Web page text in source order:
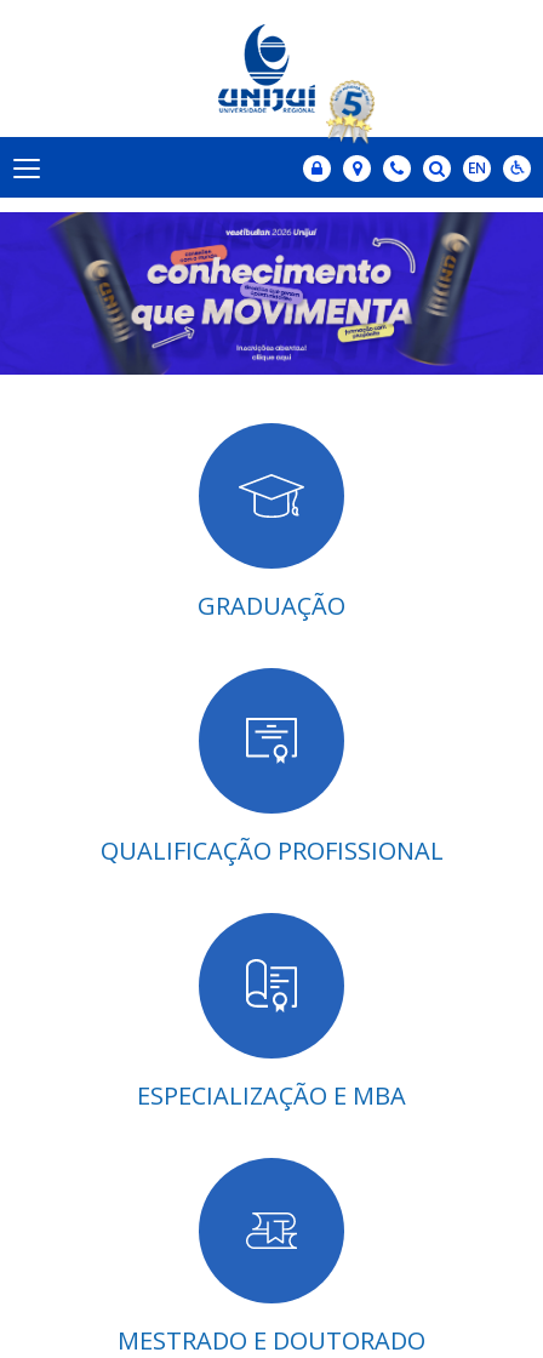
GRADUAÇÃO
QUALIFICAÇÃO PROFISSIONAL
ESPECIALIZAÇÃO E MBA
MESTRADO E DOUTORADO